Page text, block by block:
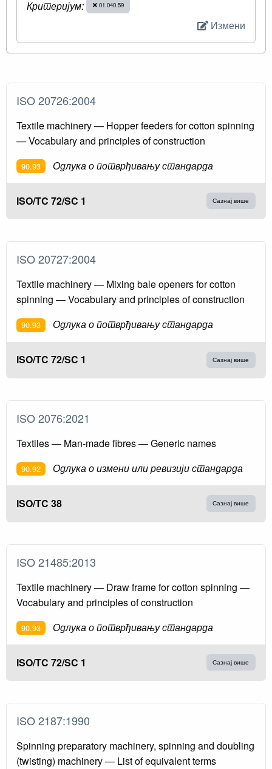
Критеријум:
01.040.59
Измени
ISO 20726:2004
Textile machinery — Hopper feeders for cotton spinning
— Vocabulary and principles of construction
90.93 Одлука о потврђивању стандарда
ISO/TC 72/SC 1 Сазнај више
ISO 20727:2004
Textile machinery — Mixing bale openers for cotton
spinning — Vocabulary and principles of construction
90.93 Одлука о потврђивању стандарда
ISO/TC 72/SC 1 Сазнај више
ISO 2076:2021
Textiles — Man-made fibres — Generic names
90.92 Одлука о измени или ревизији стандарда
ISO/TC 38 Сазнај више
ISO 21485:2013
Textile machinery — Draw frame for cotton spinning —
Vocabulary and principles of construction
90.93 Одлука о потврђивању стандарда
ISO/TC 72/SC 1 Сазнај више
ISO 2187:1990
Spinning preparatory machinery, spinning and doubling
(twisting) machinery — List of equivalent terms